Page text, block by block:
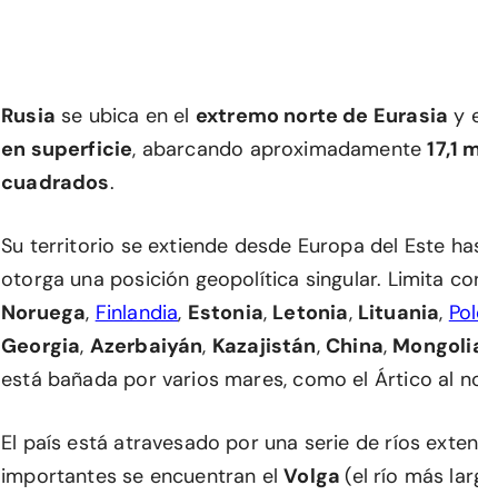
Rusia se ubica en el extremo norte de Eurasia y
en superficie, abarcando aproximadamente17,1
cuadrados.
Su territorio se extiende desde Europa del Este
otorga una posición geopolítica singular. Limita
Noruega, Finlandia, Estonia, Letonia, Lituania,
Georgia, Azerbaiyán, Kazajistán,China,
está bañada por varios mares, como el Ártico al
El país está atravesado por una serie de ríos
importantes se encuentran elVolga(el río más